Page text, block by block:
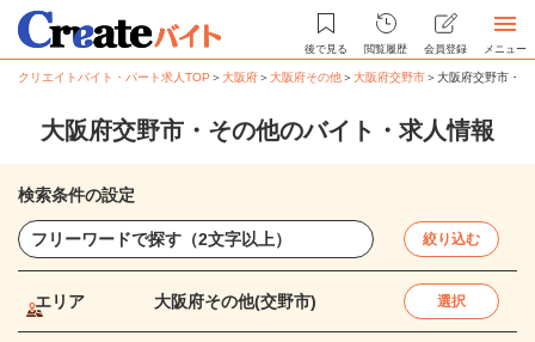
後で見る 閲覧履歴 会員登録 メニュー
クリエイトバイト・パート求人TOP ＞大阪府＞大阪府その他＞大阪府交野市＞大阪府交野市・
大阪府交野市・その他のバイト・求人情報
検索条件の設定
絞り込む
エリア 大阪府その他(交野市) 選択